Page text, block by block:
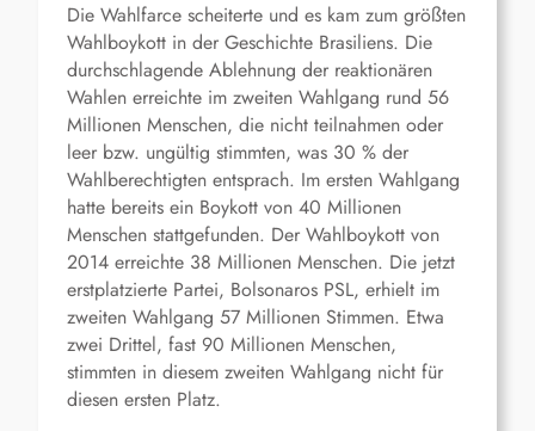
Die Wahlfarce scheiterte und es kam zum größten
Wahlboykott in der Geschichte Brasiliens. Die
durchschlagende Ablehnung der reaktionären
Wahlen erreichte im zweiten Wahlgang rund 56
Millionen Menschen, die nicht teilnahmen oder
leer bzw. ungültig stimmten, was 30 % der
Wahlberechtigten entsprach. Im ersten Wahlgang
hatte bereits ein Boykott von 40 Millionen
Menschen stattgefunden. Der Wahlboykott von
2014 erreichte 38 Millionen Menschen. Die jetzt
erstplatzierte Partei, Bolsonaros PSL, erhielt im
zweiten Wahlgang 57 Millionen Stimmen. Etwa
zwei Drittel, fast 90 Millionen Menschen,
stimmten in diesem zweiten Wahlgang nicht für
diesen ersten Platz.